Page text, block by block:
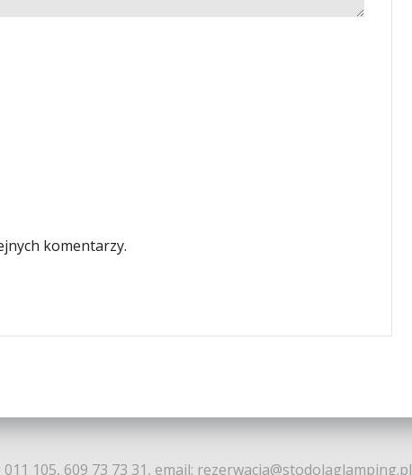
komentarzy.
105, 609 73 73 31, email: rezerwacja@stodolaglamping.pl